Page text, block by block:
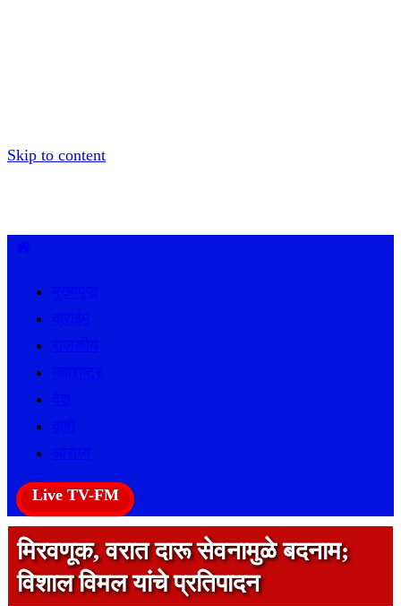
Skip to content
Live TV-FM
मिरवणूक, वरात दारू सेवनामुळे बदनाम;
विशाल विमल यांचे प्रतिपादन